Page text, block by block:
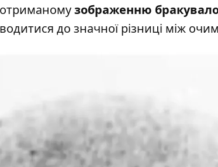
зображенню бракувало
до значної різниці між